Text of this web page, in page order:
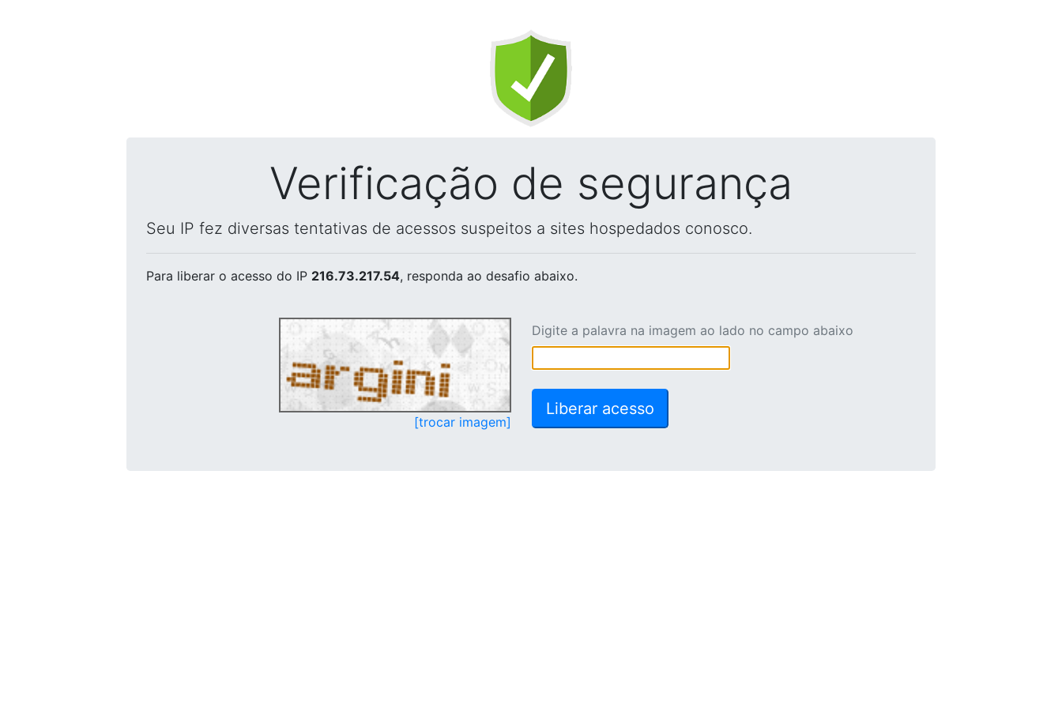
Verificação de segurança
Seu IP fez diversas tentativas de acessos suspeitos a sites hospedados conosco.
Para liberar o acesso do IP 216.73.217.54, responda ao desafio abaixo.
[trocar imagem]
Digite a palavra na imagem ao lado no campo abaixo